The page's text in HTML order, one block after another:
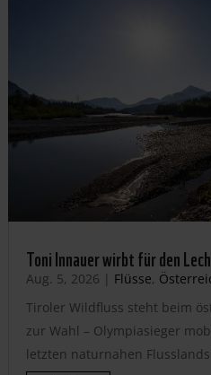
Toni Innauer wirbt für den
Aug. 5, 2026 | Flüsse,
Tiroler Wildfluss steht beim
zur Wahl – Olympiasieger
letzten naturnahen